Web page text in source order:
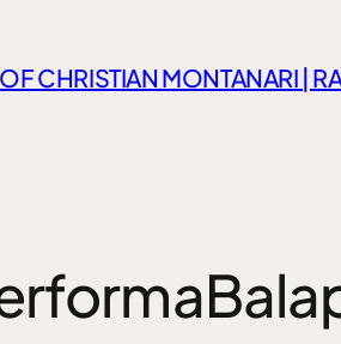
CHRISTIAN MONTANARI |